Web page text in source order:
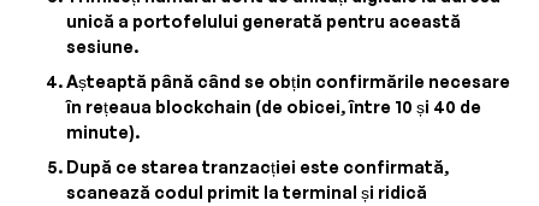
unică a portofelului generată pentru această
sesiune.
Așteaptă până când se obțin confirmările necesare
în rețeaua blockchain (de obicei, între 10 și 40 de
minute).
După ce starea tranzacției este confirmată,
scanează codul primit la terminal și ridică